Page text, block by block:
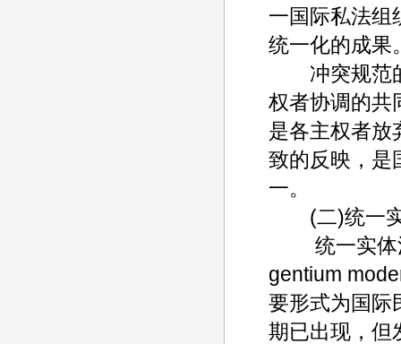
一国际私法组
统一化的成果
冲突规范的
权者协调的共
是各主权者放
致的反映，是
一。
(二)统一实
统一实体法
gentium
要形式为国际
期已出现，但